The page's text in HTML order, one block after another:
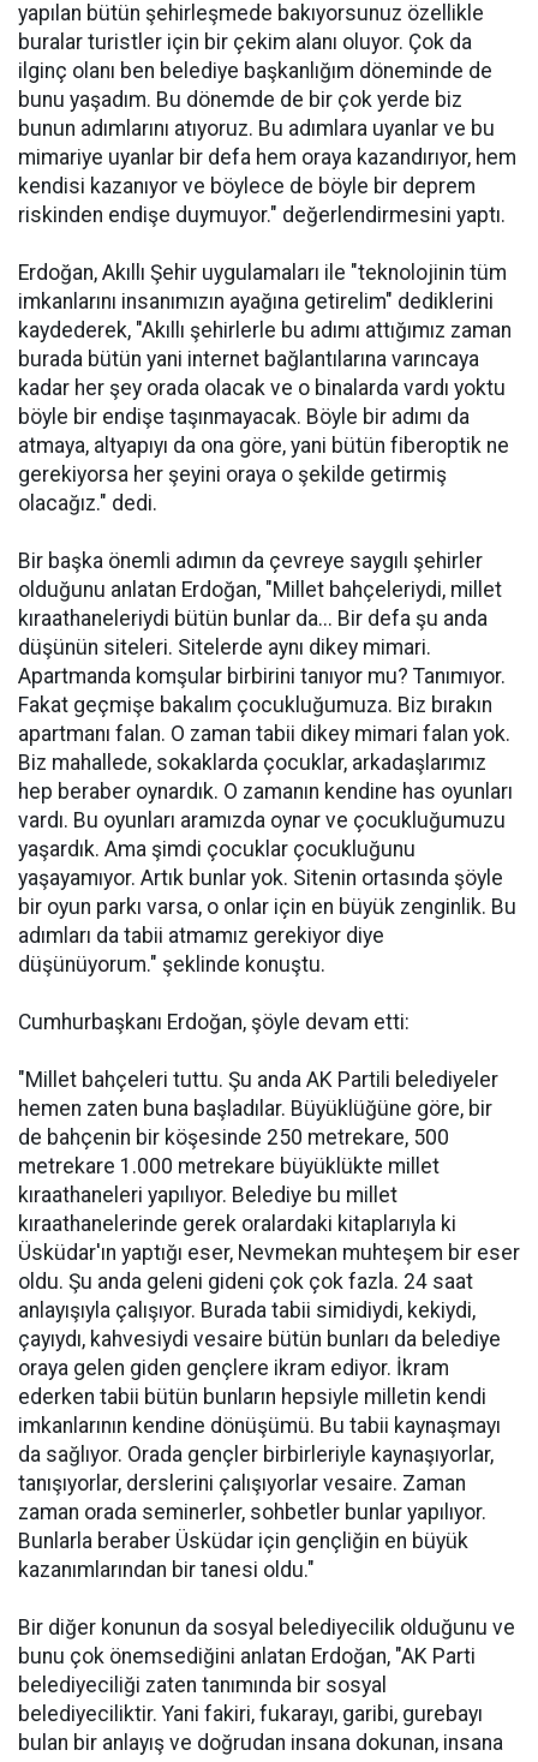
yapılan bütün şehirleşmede bakıyorsunuz özellikle
buralar turistler için bir çekim alanı oluyor. Çok da
ilginç olanı ben belediye başkanlığım döneminde de
bunu yaşadım. Bu dönemde de bir çok yerde biz
bunun adımlarını atıyoruz. Bu adımlara uyanlar ve bu
mimariye uyanlar bir defa hem oraya kazandırıyor, hem
kendisi kazanıyor ve böylece de böyle bir deprem
riskinden endişe duymuyor." değerlendirmesini yaptı.
Erdoğan, Akıllı Şehir uygulamaları ile "teknolojinin tüm
imkanlarını insanımızın ayağına getirelim" dediklerini
kaydederek, "Akıllı şehirlerle bu adımı attığımız zaman
burada bütün yani internet bağlantılarına varıncaya
kadar her şey orada olacak ve o binalarda vardı yoktu
böyle bir endişe taşınmayacak. Böyle bir adımı da
atmaya, altyapıyı da ona göre, yani bütün fiberoptik ne
gerekiyorsa her şeyini oraya o şekilde getirmiş
olacağız." dedi.
Bir başka önemli adımın da çevreye saygılı şehirler
olduğunu anlatan Erdoğan, "Millet bahçeleriydi, millet
kıraathaneleriydi bütün bunlar da... Bir defa şu anda
düşünün siteleri. Sitelerde aynı dikey mimari.
Apartmanda komşular birbirini tanıyor mu? Tanımıyor.
Fakat geçmişe bakalım çocukluğumuza. Biz bırakın
apartmanı falan. O zaman tabii dikey mimari falan yok.
Biz mahallede, sokaklarda çocuklar, arkadaşlarımız
hep beraber oynardık. O zamanın kendine has oyunları
vardı. Bu oyunları aramızda oynar ve çocukluğumuzu
yaşardık. Ama şimdi çocuklar çocukluğunu
yaşayamıyor. Artık bunlar yok. Sitenin ortasında şöyle
bir oyun parkı varsa, o onlar için en büyük zenginlik. Bu
adımları da tabii atmamız gerekiyor diye
düşünüyorum." şeklinde konuştu.
Cumhurbaşkanı Erdoğan, şöyle devam etti:
"Millet bahçeleri tuttu. Şu anda AK Partili belediyeler
hemen zaten buna başladılar. Büyüklüğüne göre, bir
de bahçenin bir köşesinde 250 metrekare, 500
metrekare 1.000 metrekare büyüklükte millet
kıraathaneleri yapılıyor. Belediye bu millet
kıraathanelerinde gerek oralardaki kitaplarıyla ki
Üsküdar'ın yaptığı eser, Nevmekan muhteşem bir eser
oldu. Şu anda geleni gideni çok çok fazla. 24 saat
anlayışıyla çalışıyor. Burada tabii simidiydi, kekiydi,
çayıydı, kahvesiydi vesaire bütün bunları da belediye
oraya gelen giden gençlere ikram ediyor. İkram
ederken tabii bütün bunların hepsiyle milletin kendi
imkanlarının kendine dönüşümü. Bu tabii kaynaşmayı
da sağlıyor. Orada gençler birbirleriyle kaynaşıyorlar,
tanışıyorlar, derslerini çalışıyorlar vesaire. Zaman
zaman orada seminerler, sohbetler bunlar yapılıyor.
Bunlarla beraber Üsküdar için gençliğin en büyük
kazanımlarından bir tanesi oldu."
Bir diğer konunun da sosyal belediyecilik olduğunu ve
bunu çok önemsediğini anlatan Erdoğan, "AK Parti
belediyeciliği zaten tanımında bir sosyal
belediyeciliktir. Yani fakiri, fukarayı, garibi, gurebayı
bulan bir anlayış ve doğrudan insana dokunan, insana